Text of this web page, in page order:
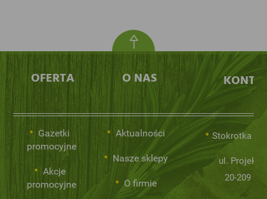
OFERTA
Gazetki
promocyjne
Akcje
promocyjne
O NAS
Aktualności
Nasze sklepy
O firmie
Stokrotka
ul.
20-209